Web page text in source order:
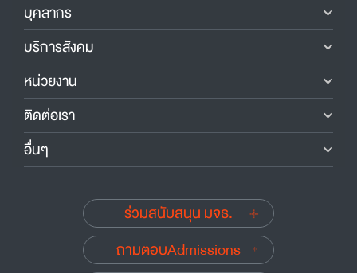
บุคลากร
บริการสังคม
หน่วยงาน
ติดต่อเรา
อื่นๆ
ร่วมสนับสนุน มจธ.
ถามตอบAdmissions